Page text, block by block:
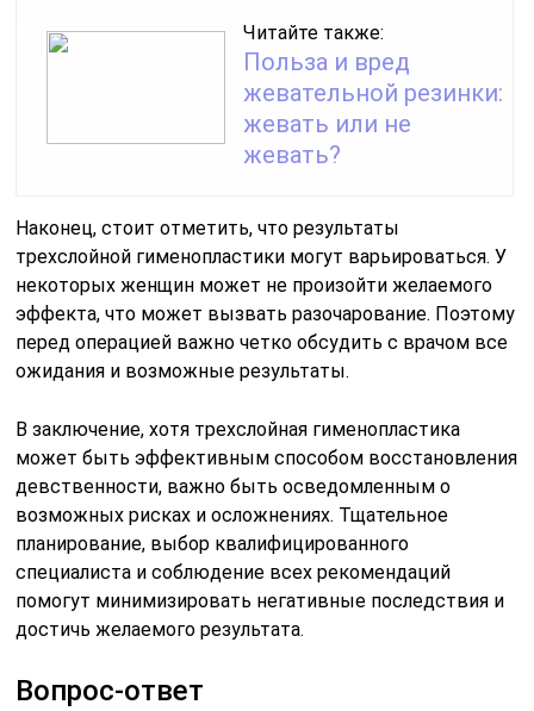
Читайте также:
Польза и вред
жевательной резинки:
жевать или не
жевать?
Наконец, стоит отметить, что результаты
трехслойной гименопластики могут варьироваться. У
некоторых женщин может не произойти желаемого
эффекта, что может вызвать разочарование. Поэтому
перед операцией важно четко обсудить с врачом все
ожидания и возможные результаты.
В заключение, хотя трехслойная гименопластика
может быть эффективным способом восстановления
девственности, важно быть осведомленным о
возможных рисках и осложнениях. Тщательное
планирование, выбор квалифицированного
специалиста и соблюдение всех рекомендаций
помогут минимизировать негативные последствия и
достичь желаемого результата.
Вопрос-ответ